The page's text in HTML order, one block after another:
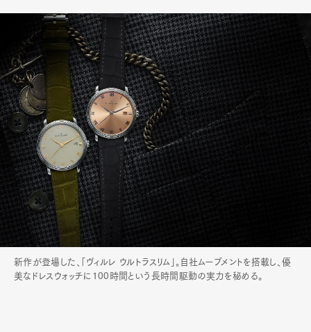
Official Columnist
About
Contact
Pen Meet
Pen international Pen tw
新作が登場した、「ヴィルレ ウルトラスリム」。自社ムーブメントを搭載し、優
美なドレスウォッチに100時間という長時間駆動の実力を秘める。